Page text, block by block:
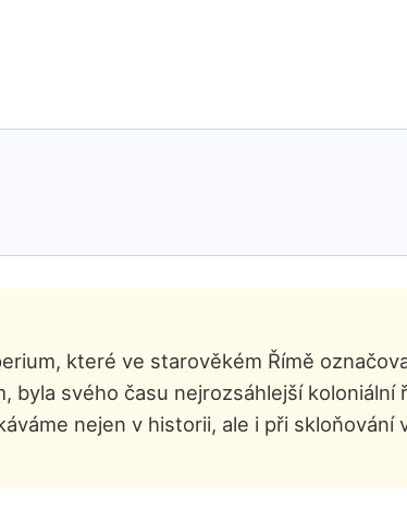
které ve starověkém Římě
svého času nejrozsáhlejší koloniální
nejen v historii, ale i při skloňování